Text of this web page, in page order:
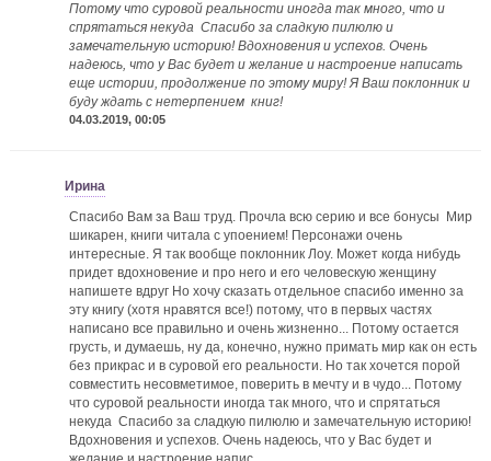
Потому что суровой реальности иногда так много, что и
спрятаться некуда Спасибо за сладкую пилюлю и
замечательную историю! Вдохновения и успехов. Очень
надеюсь, что у Вас будет и желание и настроение написать
еще истории, продолжение по этому миру! Я Ваш поклонник и
буду ждать с нетерпением книг!
04.03.2019, 00:05
Ирина
Спасибо Вам за Ваш труд. Прочла всю серию и все бонусы
Мир
шикарен, книги читала с упоением! Персонажи очень
интересные. Я так вообще поклонник Лоу. Может когда нибудь
придет вдохновение и про него и его человескую женщину
напишете вдруг Но хочу сказать отдельное спасибо именно за
эту книгу (хотя нравятся все!) потому, что в первых частях
написано все правильно и очень жизненно... Потому остается
грусть, и думаешь, ну да, конечно, нужно примать мир как он есть
без прикрас и в суровой его реальности. Но так хочется порой
совместить несовметимое, поверить в мечту и в чудо... Потому
что суровой реальности иногда так много, что и спрятаться
некуда Спасибо за сладкую пилюлю и замечательную историю!
Вдохновения и успехов. Очень надеюсь, что у Вас будет и